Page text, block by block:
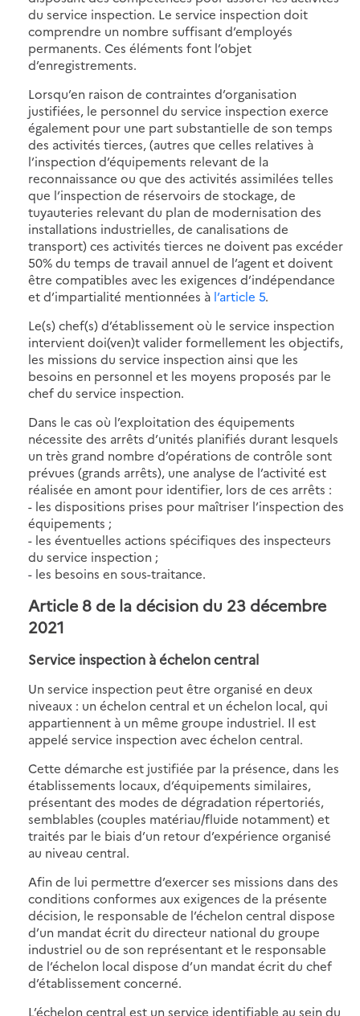
du service inspection. Le service inspection doit
comprendre un nombre suffisant d’employés
permanents. Ces éléments font l’objet
d’enregistrements.
Lorsqu’en raison de contraintes d’organisation
justifiées, le personnel du service inspection exerce
également pour une part substantielle de son temps
des activités tierces, (autres que celles relatives à
l’inspection d’équipements relevant de la
reconnaissance ou que des activités assimilées telles
que l’inspection de réservoirs de stockage, de
tuyauteries relevant du plan de modernisation des
installations industrielles, de canalisations de
transport) ces activités tierces ne doivent pas excéder
50% du temps de travail annuel de l’agent et doivent
être compatibles avec les exigences d’indépendance
et d’impartialité mentionnées à l’article 5.
Le(s) chef(s) d’établissement où le service inspection
intervient doi(ven)t valider formellement les objectifs,
les missions du service inspection ainsi que les
besoins en personnel et les moyens proposés par le
chef du service inspection.
Dans le cas où l’exploitation des équipements
nécessite des arrêts d’unités planifiés durant lesquels
un très grand nombre d’opérations de contrôle sont
prévues (grands arrêts), une analyse de l’activité est
réalisée en amont pour identifier, lors de ces arrêts :
- les dispositions prises pour maîtriser l’inspection des
équipements ;
- les éventuelles actions spécifiques des inspecteurs
du service inspection ;
- les besoins en sous-traitance.
Article 8 de la décision du 23 décembre
2021
Service inspection à échelon central
Un service inspection peut être organisé en deux
niveaux : un échelon central et un échelon local, qui
appartiennent à un même groupe industriel. Il est
appelé service inspection avec échelon central.
Cette démarche est justifiée par la présence, dans les
établissements locaux, d’équipements similaires,
présentant des modes de dégradation répertoriés,
semblables (couples matériau/fluide notamment) et
traités par le biais d’un retour d’expérience organisé
au niveau central.
Afin de lui permettre d’exercer ses missions dans des
conditions conformes aux exigences de la présente
décision, le responsable de l’échelon central dispose
d’un mandat écrit du directeur national du groupe
industriel ou de son représentant et le responsable
de l’échelon local dispose d’un mandat écrit du chef
d’établissement concerné.
L’échelon central est un service identifiable au sein du